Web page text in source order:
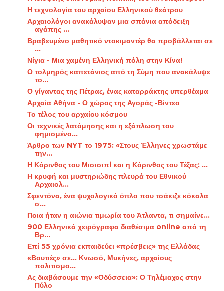
Η τεχνολογία του αρχαίου Ελληνικού θεάτρου
Αρχαιολόγοι ανακάλυψαν μια σπάνια απόδειξη
αγάπης ...
Βραβευμένο μαθητικό ντοκιμαντέρ θα προβάλλεται σε
...
Νίγια - Μια χαμένη Ελληνική πόλη στην Κίνα!
Ο τολμηρός καπετάνιος από τη Σύμη που ανακάλυψε
το...
Ο γίγαντας της Πέτρας, ένας καταρράκτης υπερθέαμα
Αρχαία Αθήνα - Ο χώρος της Αγοράς -Βίντεο
Το τέλος του αρχαίου κόσμου
Οι τεχνικές λατόμησης και η εξάπλωση του
φημισμένο...
Άρθρο των NYT το 1975: «Στους Έλληνες χρωστάμε
την...
Η Κόρινθος του Μισισιπi και η Κόρινθος του Τέξας: ...
Η κρυφή και μυστηριώδης πλευρά του Εθνικού
Αρχαιολ...
Σφεντόνα, ένα ψυχολογικό όπλο που τσάκιζε κόκαλα
σ...
Ποια ήταν η αιώνια τιμωρία του Άτλαντα, τι σημαίνε...
900 Ελληνικά χειρόγραφα διαθέσιμα online από τη
Βρ...
Επί 55 χρόνια εκπαιδεύει «πρέσβεις» της Ελλάδας
«Βουτιές» σε... Κνωσό, Μυκήνες, αρχαίους
πολιτισμο...
Ας διαβάσουμε την «Οδύσσεια»: Ο Τηλέμαχος στην
Πύλο